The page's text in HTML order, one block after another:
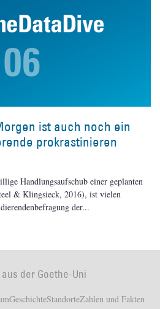
ist auch noch ein
prokrastinieren
Handlungsaufschub einer geplanten
& Klingsieck, 2016), ist vielen
der
der Goethe-Uni
GeschichteStandorteZahlen und Fakten